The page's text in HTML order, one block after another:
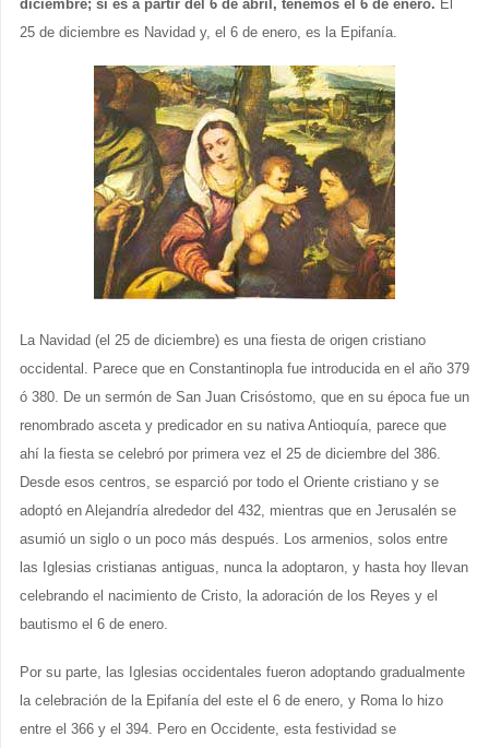
diciembre; si es a partir del 6 de abril, tenemos el 6 de enero. El
25 de diciembre es Navidad y, el 6 de enero, es la Epifanía.
La Navidad (el 25 de diciembre) es una fiesta de origen cristiano
occidental. Parece que en Constantinopla fue introducida en el año 379
ó 380. De un sermón de San Juan Crisóstomo, que en su época fue un
renombrado asceta y predicador en su nativa Antioquía, parece que
ahí la fiesta se celebró por primera vez el 25 de diciembre del 386.
Desde esos centros, se esparció por todo el Oriente cristiano y se
adoptó en Alejandría alrededor del 432, mientras que en Jerusalén se
asumió un siglo o un poco más después. Los armenios, solos entre
las Iglesias cristianas antiguas, nunca la adoptaron, y hasta hoy llevan
celebrando el nacimiento de Cristo, la adoración de los Reyes y el
bautismo el 6 de enero.
Por su parte, las Iglesias occidentales fueron adoptando gradualmente
la celebración de la Epifanía del este el 6 de enero, y Roma lo hizo
entre el 366 y el 394. Pero en Occidente, esta festividad se